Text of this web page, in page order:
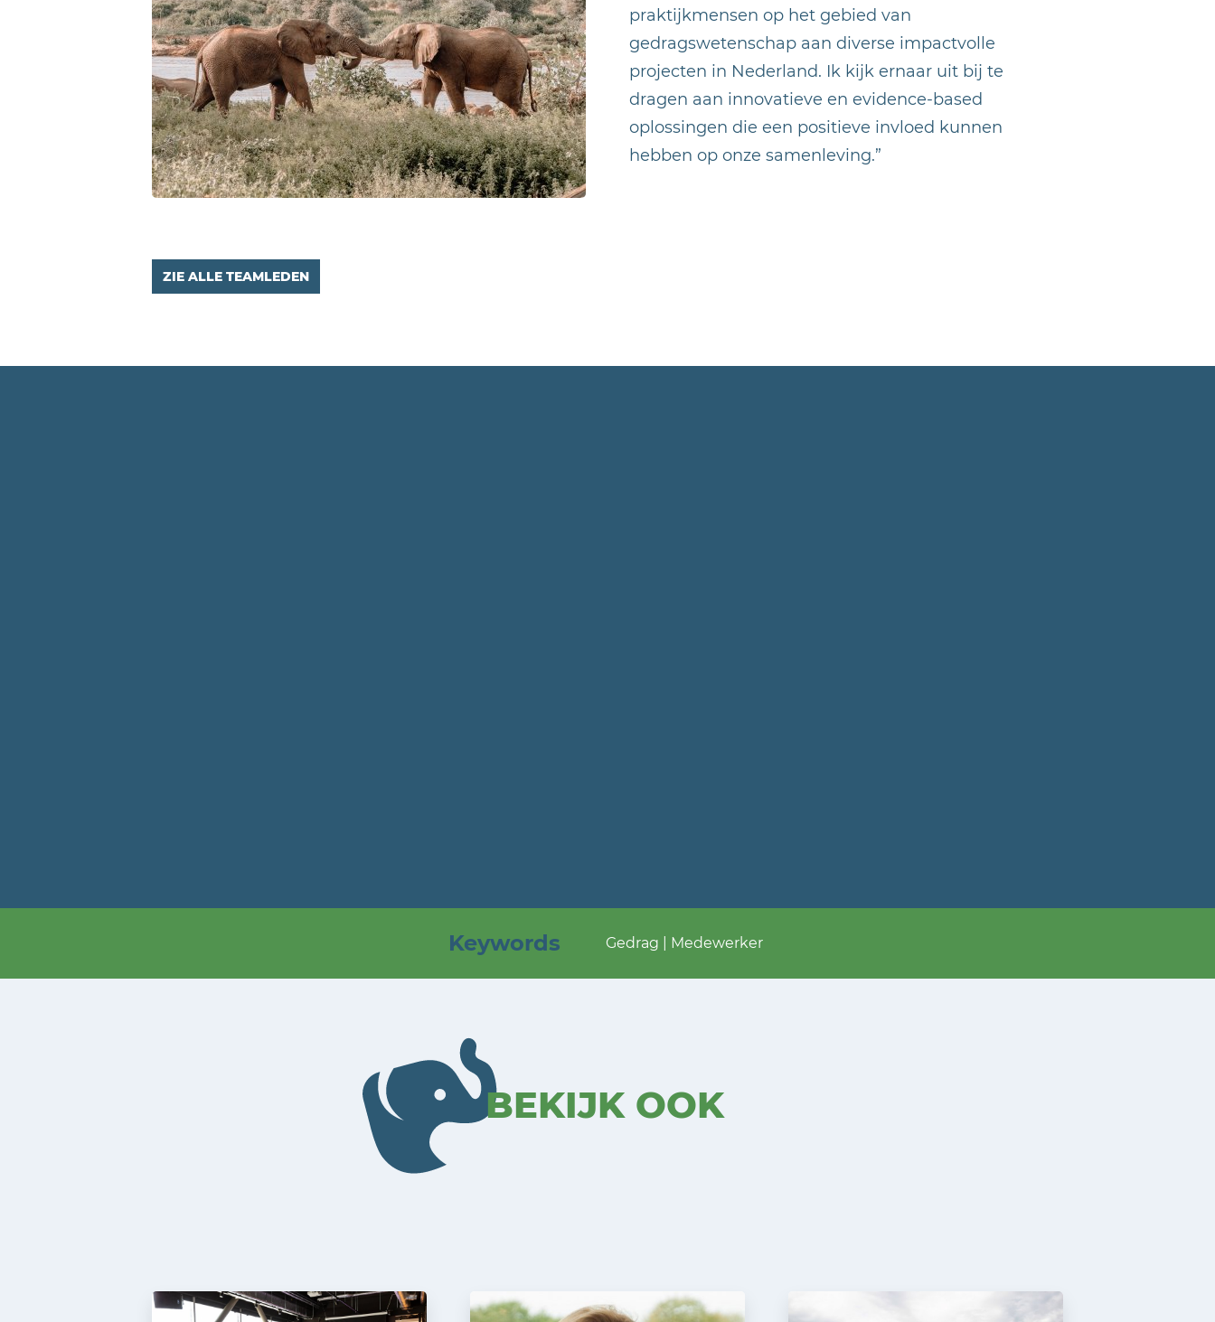
praktijkmensen op het gebied van
gedragswetenschap aan diverse impactvolle
projecten in Nederland. Ik kijk ernaar uit bij te
dragen aan innovatieve en evidence-based
oplossingen die een positieve invloed kunnen
hebben op onze samenleving.”
ZIE ALLE TEAMLEDEN
Keywords Gedrag | Medewerker
BEKIJK OOK